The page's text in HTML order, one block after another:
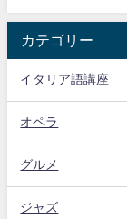
カテゴリー
イタリア語講座
オペラ
グルメ
ジャズ